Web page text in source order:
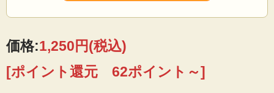
価格:1,250円(税込)
[ポイント還元 62ポイント～]